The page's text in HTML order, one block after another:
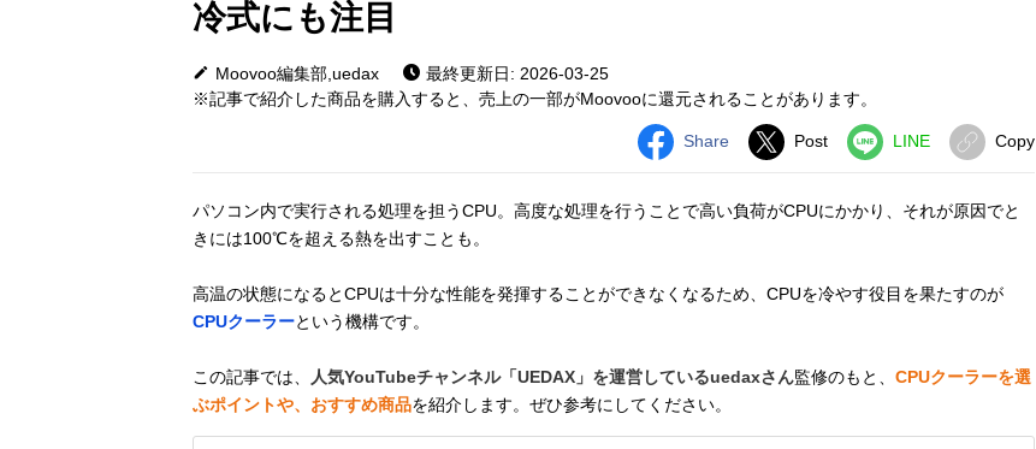
冷式にも注目
Moovoo編集部,uedax
最終更新日: 2026-03-25
※記事で紹介した商品を購入すると、売上の一部がMoovooに還元されることがあります。
Share Post LINE Copy
パソコン内で実行される処理を担うCPU。高度な処理を行うことで高い負荷がCPUにかかり、それが原因でと
きには100℃を超える熱を出すことも。
高温の状態になるとCPUは十分な性能を発揮することができなくなるため、CPUを冷やす役目を果たすのが
CPUクーラーという機構です。
この記事では、 人気YouTubeチャンネル「UEDAX」を運営しているuedaxさん監修のもと、 CPUクーラーを選
ぶポイントや、おすすめ商品を紹介します。ぜひ参考にしてください。